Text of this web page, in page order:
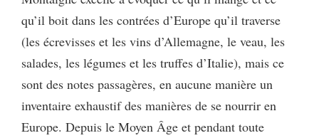
qu’il boit dans les contrées d’Europe qu’il traverse
(les écrevisses et les vins d’Allemagne, le veau, les
salades, les légumes et les truffes d’Italie), mais ce
sont des notes passagères, en aucune manière un
inventaire exhaustif des manières de se nourrir en
Europe. Depuis le Moyen Âge et pendant toute